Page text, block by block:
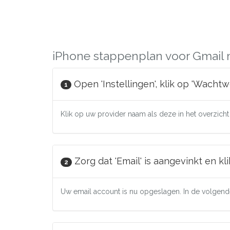
iPhone stappenplan voor Gmail
1 Open 'Instellingen', klik op
Klik op uw provider naam als deze in het
2 Zorg dat 'Email' is aangevinkt en
Uw email account is nu opgeslagen. In de